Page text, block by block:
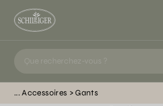
Accessoires
Gants